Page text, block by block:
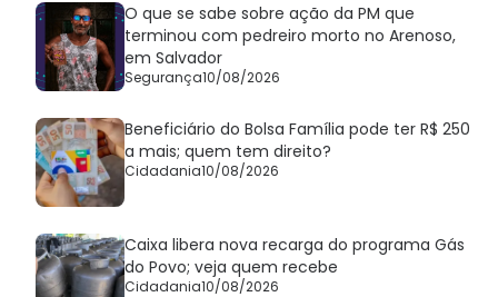
O que se sabe sobre ação da PM que
terminou com pedreiro morto no Arenoso,
em Salvador
Segurança10/08/2026
Beneficiário do Bolsa Família pode ter R$ 250
a mais; quem tem direito?
Cidadania10/08/2026
Caixa libera nova recarga do programa Gás
do Povo; veja quem recebe
Cidadania10/08/2026